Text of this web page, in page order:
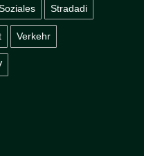
Stradadi
Verkehr